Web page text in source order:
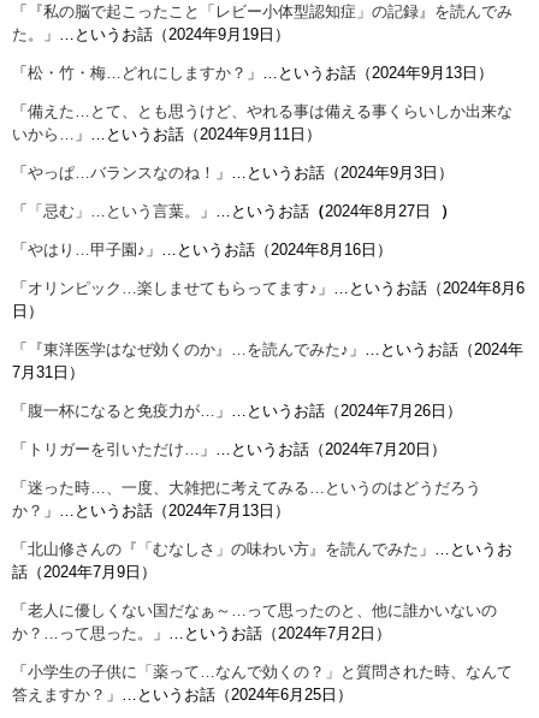
「
『私の脳で起こったこと「レビー小体型認知症」の記録』を読んでみ
た。
」…というお話（2024年9月19日）
「 松・竹・梅…どれにしますか？ 」…というお話（2024年9月13日）
「 備えた…とて、とも思うけど、やれる事は備える事くらいしか出来な
いから… 」…というお話（2024年9月11日）
「 やっぱ…バランスなのね！ 」…というお話（2024年9月3日）
「 「忌む」…という言葉。 」…というお話 （2024年8月27日 ）
「 やはり…甲子園♪ 」…というお話（2024年8月16日）
「 オリンピック…楽しませてもらってます♪ 」…というお話（2024年8月6
日）
「 『東洋医学はなぜ効くのか』…を読んでみた♪ 」…というお話（2024年
7月31日）
「 腹一杯になると免疫力が… 」…というお話（2024年7月26日）
「 トリガーを引いただけ… 」…というお話（2024年7月20日）
「 迷った時…、一度、大雑把に考えてみる…というのはどうだろう
か？ 」…というお話（2024年7月13日）
「 北山修さんの『「むなしさ」の味わい方』を読んでみた 」…というお
話（2024年7月9日）
「 老人に優しくない国だなぁ～…って思ったのと、他に誰かいないの
か？…って思った。
」…というお話（2024年7月2日）
「 小学生の子供に「薬って…なんで効くの？」と質問された時、なんて
答えますか？ 」…というお話（2024年6月25日）